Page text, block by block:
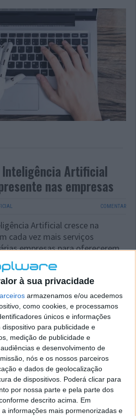
à sua privacidade
armazenamos e/ou acedemos
como cookies, e processamos
únicos e informações
para publicidade e
medição de publicidade e
e desenvolvimento de
nós e os nossos parceiros
e dados de geolocalização
de dispositivos. Poderá clicar para
por nossa parte e pela parte dos
descrito acima. Em
informações mais pormenorizadas e
Inteligência Artificial
nas empresas
COMENTAR
Artificial cresce na
cada vez mais serviços
empresas para oferecerem
experiência possível. E a
quis ficar apenas a ver, pois as
que a gigante tecnológica
a testarem o seu serviço
com os das rivais Microsoft e
dos objetivos é ter cada vez